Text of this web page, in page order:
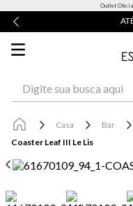
Outlet
Casa Bar
Coaster Leaf III Le Lis